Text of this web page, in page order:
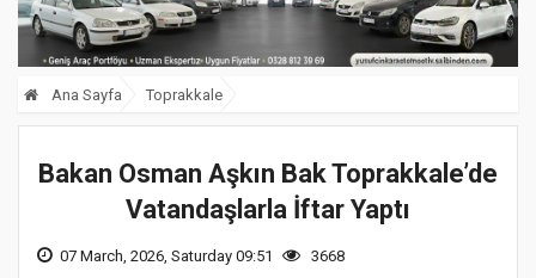
Ana Sayfa Toprakkale
Bakan Osman Aşkın Bak Toprakkale’de
Vatandaşlarla İftar Yaptı
07 March, 2026, Saturday 09:51 3668